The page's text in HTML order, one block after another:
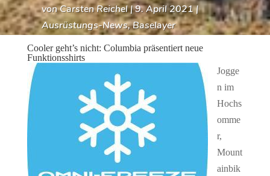
vonCarsten Reichel|9. April 2021|
Ausrüstungs-News,Baselayer
Cooler geht’s nicht: Columbia präsentiert neue
Funktionsshirts
Jogge
n im
Hochs
omme
r,
Mount
ainbik